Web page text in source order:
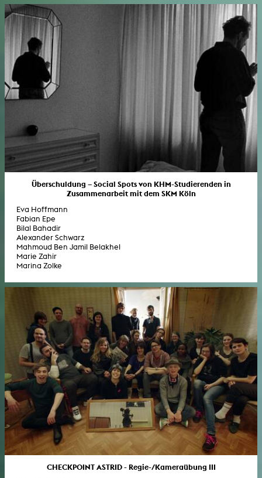
Überschuldung – Social Spots von KHM-Studierenden in
Zusammenarbeit mit dem SKM Köln
Eva Hoffmann
Fabian Epe
Bilal Bahadir
Alexander Schwarz
Mahmoud Ben Jamil Belakhel
Marie Zahir
Marina Zolke
CHECKPOINT ASTRID - Regie-/Kameraübung III